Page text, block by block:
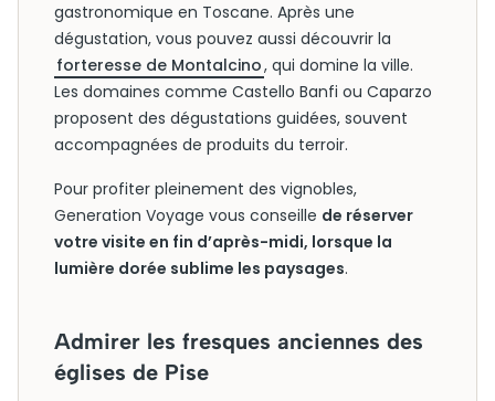
gastronomique en Toscane. Après une
dégustation, vous pouvez aussi découvrir la
forteresse de Montalcino, qui domine la ville.
Les domaines comme Castello Banfi ou Caparzo
proposent des dégustations guidées, souvent
accompagnées de produits du terroir.
Pour profiter pleinement des vignobles,
Generation Voyage vous conseille de réserver
votre visite en fin d’après-midi, lorsque la
lumière dorée sublime les paysages.
Admirer les fresques anciennes des
églises de Pise